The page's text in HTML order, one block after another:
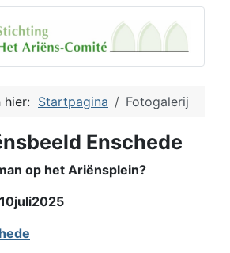
hier: Startpagina Fotogalerij
Enschede
op het Ariënsplein?